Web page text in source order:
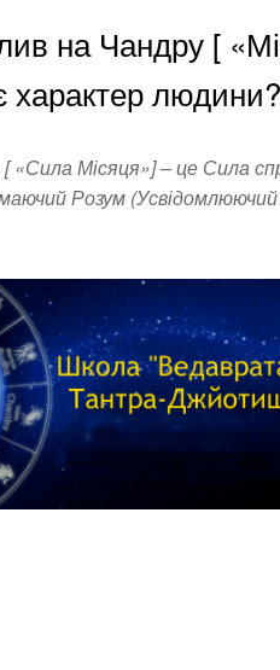
на Чандру [
характер людини?
«Сила Місяця»] – це Сила
Розум